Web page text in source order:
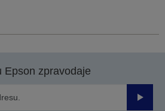
Epson zpravodaje